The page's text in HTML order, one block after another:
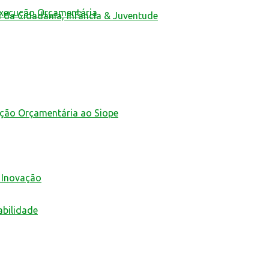
Orçamentária
Cidadania, Infância & Juventude
Orçamentária ao Siope